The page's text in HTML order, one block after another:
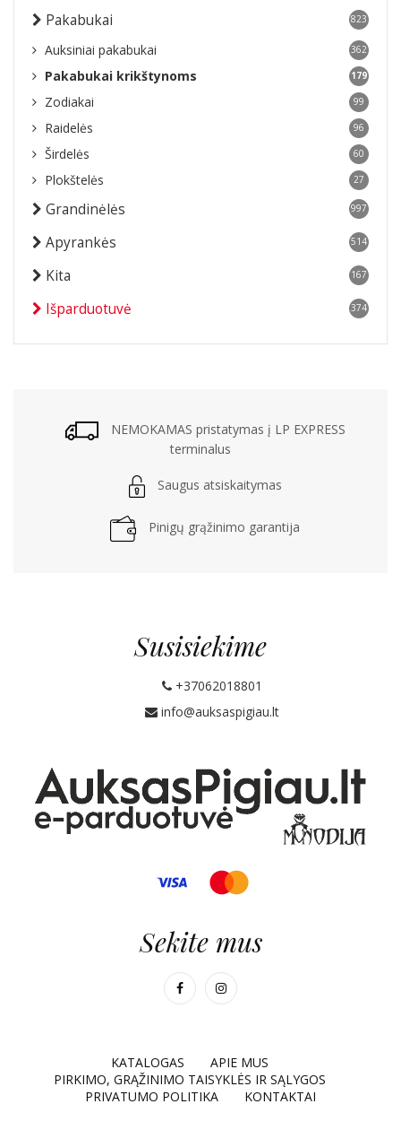
Pakabukai 823
Auksiniai pakabukai 362
Pakabukai krikštynoms 179
Zodiakai 99
Raidelės 96
Širdelės 60
Plokštelės 27
Grandinėlės 997
Apyrankės 514
Kita 167
Išparduotuvė 374
NEMOKAMAS pristatymas į LP EXPRESS
terminalus
Saugus atsiskaitymas
Pinigų grąžinimo garantija
Susisiekime
+37062018801
info@auksaspigiau.lt
Sekite mus
KATALOGAS
APIE MUS
PIRKIMO, GRĄŽINIMO TAISYKLĖS IR SĄLYGOS
PRIVATUMO POLITIKA
KONTAKTAI